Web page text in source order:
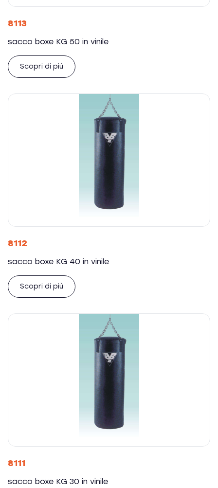
8113
sacco boxe KG 50 in vinile
Scopri di più
8112
sacco boxe KG 40 in vinile
Scopri di più
8111
sacco boxe KG 30 in vinile